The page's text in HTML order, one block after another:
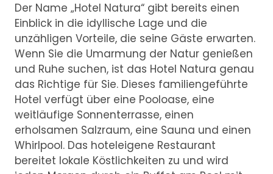
Der Name „Hotel Natura“ gibt bereits einen
Einblick in die idyllische Lage und die
unzähligen Vorteile, die seine Gäste erwarten.
Wenn Sie die Umarmung der Natur genießen
und Ruhe suchen, ist das Hotel Natura genau
das Richtige für Sie. Dieses familiengeführte
Hotel verfügt über eine Pooloase, eine
weitläufige Sonnenterrasse, einen
erholsamen Salzraum, eine Sauna und einen
Whirlpool. Das hoteleigene Restaurant
bereitet lokale Köstlichkeiten zu und wird